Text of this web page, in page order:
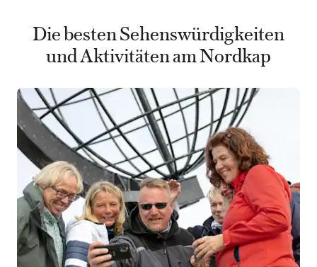
Die besten Sehenswürdigkeiten
und Aktivitäten am Nordkap